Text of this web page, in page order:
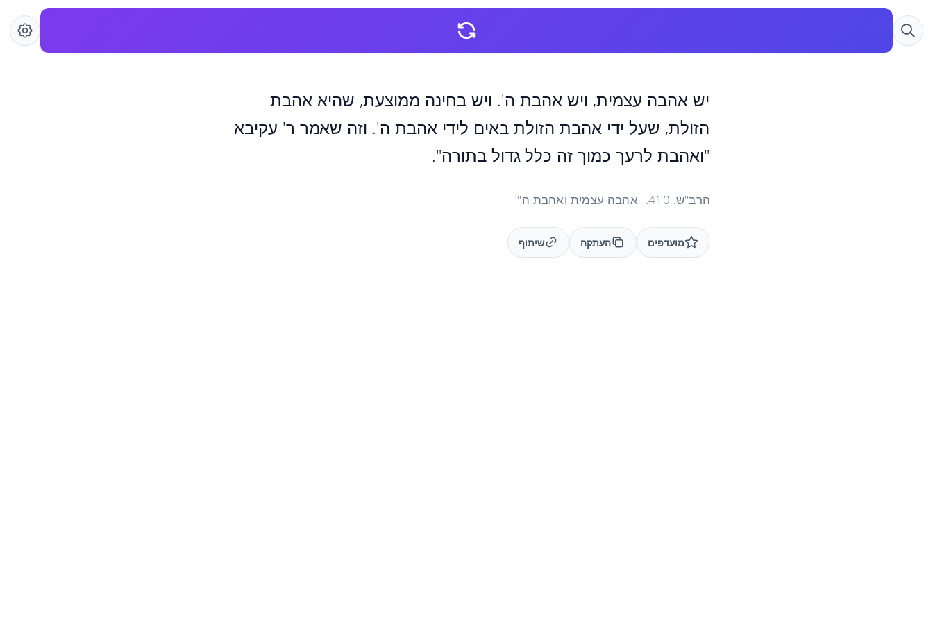
יש אהבה עצמית, ויש אהבת ה'. ויש בחינה ממוצעת, שהיא אהבת
הזולת, שעל ידי אהבת הזולת באים לידי אהבת ה'. וזה שאמר ר' עקיבא
"ואהבת לרעך כמוך זה כלל גדול בתורה".
הרב"ש. 410. "אהבה עצמית ואהבת ה'"
מועדפים העתקה שיתוף